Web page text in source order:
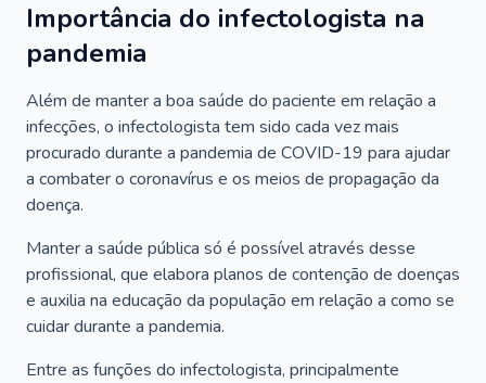
Importância do infectologista na
pandemia
Além de manter a boa saúde do paciente em relação a
infecções, o infectologista tem sido cada vez mais
procurado durante a pandemia de COVID-19 para ajudar
a combater o coronavírus e os meios de propagação da
doença.
Manter a saúde pública só é possível através desse
profissional, que elabora planos de contenção de doenças
e auxilia na educação da população em relação a como se
cuidar durante a pandemia.
Entre as funções do infectologista, principalmente